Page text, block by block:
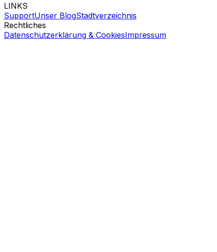
LINKS
SupportUnser BlogStadtverzeichnis
Rechtliches
Datenschutzerklärung & CookiesImpressum